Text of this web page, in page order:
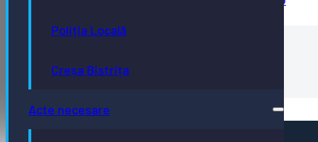
Poliția Locală
Creșa Bistrița
Acte necesare
Hotarare-nr.136-din-14.11.2013